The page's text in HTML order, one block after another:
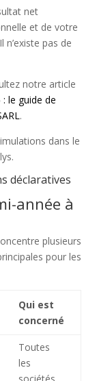
net
et de votre
n’existe pas de
notre article
le guide de
.
dans le
déclaratives
année à
plusieurs
pour les
Qui est
concerné
Toutes
les